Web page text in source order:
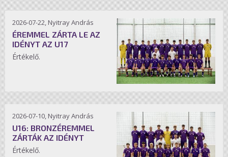
2026-07-22, Nyitray András
ÉREMMEL ZÁRTA LE AZ
IDÉNYT AZ U17
Értékelő.
2026-07-10, Nyitray András
U16: BRONZÉREMMEL
ZÁRTÁK AZ IDÉNYT
Értékelő.